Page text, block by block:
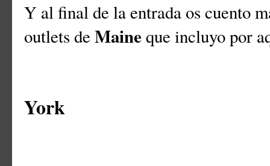
Y al final de la entrada os cuento
outlets de Maine que incluyo por
York